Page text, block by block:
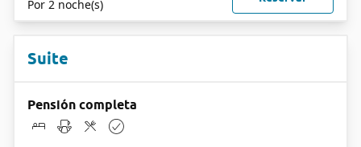
Por 2 noche(s)
Suite
Pensión completa